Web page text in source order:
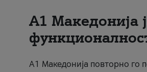
А1 Македонија
А1 Македонија повторно го